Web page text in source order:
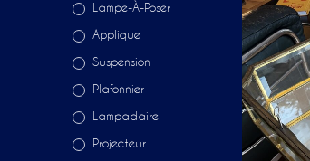
Lampe-À-Poser
Applique
Suspension
Plafonnier
Lampadaire
Projecteur